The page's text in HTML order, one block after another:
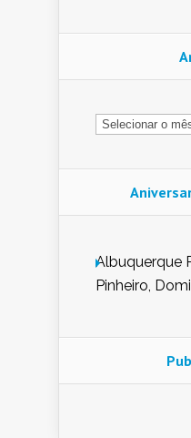
Arquivo
Albuquerque
Pinheiro,
Nunes de
Glória